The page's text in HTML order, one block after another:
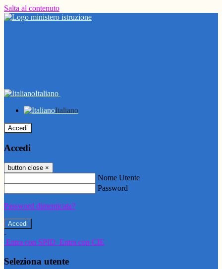
Salta al contenuto
Italiano
Italiano
Accedi
Accedi
button close ×
Nome Utente
Password
Password dimenticata?
-
Entra con SPID Entra con CIE
Seleziona utente